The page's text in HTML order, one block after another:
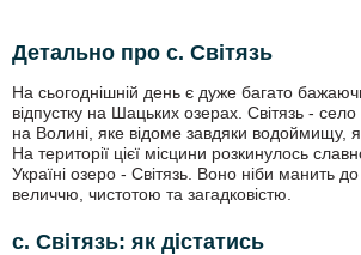
Детально про с. Світязь
На сьогоднішній день є дуже багато
відпустку на Шацьких озерах. Світязь -
на Волині, яке відоме завдяки водоймищу,
На території цієї місцини розкинулось
Україні озеро - Світязь. Воно ніби манить
величчю, чистотою та загадковістю.
с. Світязь: як дістатись